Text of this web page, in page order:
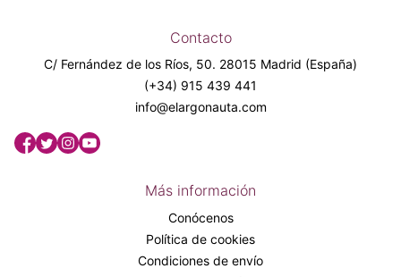
Contacto
C/ Fernández de los Ríos, 50. 28015 Madrid (España)
(+34) 915 439 441
info@elargonauta.com
Más información
Conócenos
Política de cookies
Condiciones de envío